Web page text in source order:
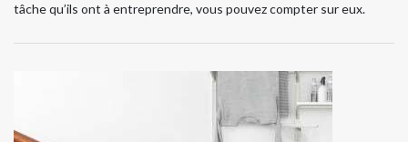
tâche qu’ils ont à entreprendre, vous pouvez compter sur eux.